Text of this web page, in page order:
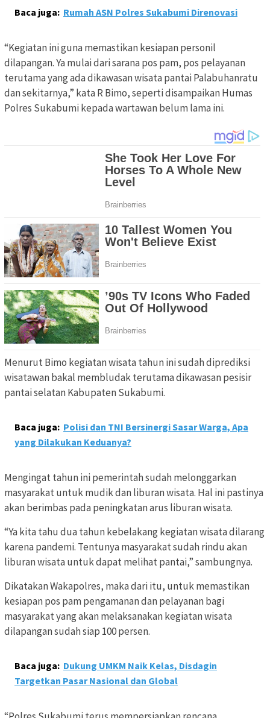
Baca juga: Rumah ASN Polres Sukabumi Direnovasi
“Kegiatan ini guna memastikan kesiapan personil
dilapangan. Ya mulai dari sarana pos pam, pos pelayanan
terutama yang ada dikawasan wisata pantai Palabuhanratu
dan sekitarnya,” kata R Bimo, seperti disampaikan Humas
Polres Sukabumi kepada wartawan belum lama ini.
Menurut Bimo kegiatan wisata tahun ini sudah diprediksi
wisatawan bakal membludak terutama dikawasan pesisir
pantai selatan Kabupaten Sukabumi.
Baca juga: Polisi dan TNI Bersinergi Sasar Warga, Apa
yang Dilakukan Keduanya?
Mengingat tahun ini pemerintah sudah melonggarkan
masyarakat untuk mudik dan liburan wisata. Hal ini pastinya
akan berimbas pada peningkatan arus liburan wisata.
“Ya kita tahu dua tahun kebelakang kegiatan wisata dilarang
karena pandemi. Tentunya masyarakat sudah rindu akan
liburan wisata untuk dapat melihat pantai,” sambungnya.
Dikatakan Wakapolres, maka dari itu, untuk memastikan
kesiapan pos pam pengamanan dan pelayanan bagi
masyarakat yang akan melaksanakan kegiatan wisata
dilapangan sudah siap 100 persen.
Baca juga: Dukung UMKM Naik Kelas, Disdagin
Targetkan Pasar Nasional dan Global